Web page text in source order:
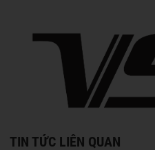
TIN TỨC LIÊN QUAN